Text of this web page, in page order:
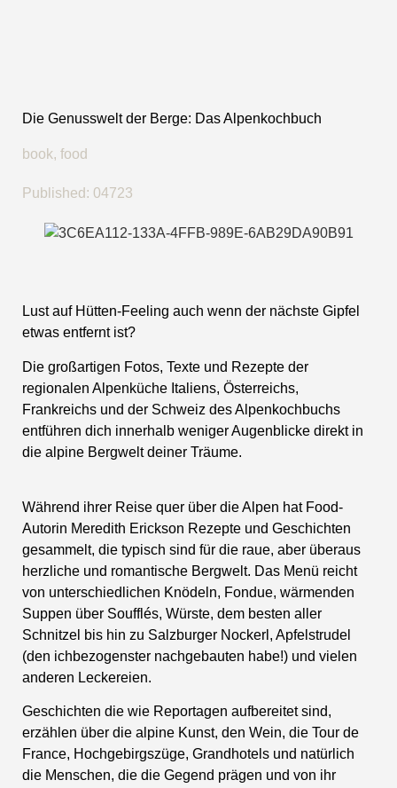
Die Genusswelt der Berge: Das Alpenkochbuch
book, food
Published: 04723
Lust auf Hütten-Feeling auch wenn der nächste Gipfel
etwas entfernt ist?
Die großartigen Fotos, Texte und Rezepte der
regionalen Alpenküche Italiens, Österreichs,
Frankreichs und der Schweiz des Alpenkochbuchs
entführen dich innerhalb weniger Augenblicke direkt in
die alpine Bergwelt deiner Träume.
Während ihrer Reise quer über die Alpen hat Food-
Autorin Meredith Erickson Rezepte und Geschichten
gesammelt, die typisch sind für die raue, aber überaus
herzliche und romantische Bergwelt. Das Menü reicht
von unterschiedlichen Knödeln, Fondue, wärmenden
Suppen über Soufflés, Würste, dem besten aller
Schnitzel bis hin zu Salzburger Nockerl, Apfelstrudel
(den ichbezogenster nachgebauten habe!) und vielen
anderen Leckereien.
Geschichten die wie Reportagen aufbereitet sind,
erzählen über die alpine Kunst, den Wein, die Tour de
France, Hochgebirgszüge, Grandhotels und natürlich
die Menschen, die die Gegend prägen und von ihr